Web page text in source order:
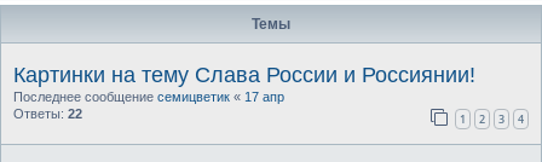
Темы
Картинки на тему Слава России и Россиянии!
Последнее сообщение семицветик « 17 апр
Ответы: 22 1 2 3 4